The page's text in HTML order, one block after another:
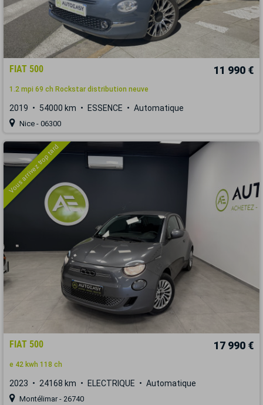
FIAT 500 11 990 €
1.2 mpi 69 ch Rockstar distribution neuve
2019 54000 km ESSENCE Automatique
Nice - 06300
Vous arrivez trop tard
FIAT 500 17 990 €
e 42 kwh 118 ch
2023 24168 km ELECTRIQUE Automatique
Montélimar - 26740